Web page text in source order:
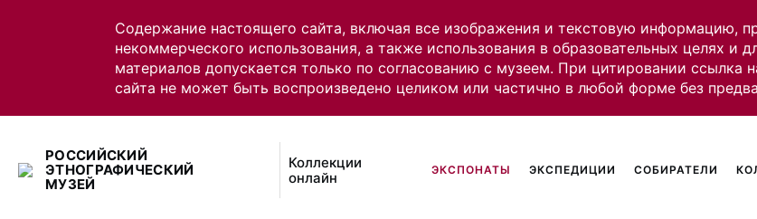
Содержание настоящего сайта, включая все изображения и текстовую информацию,
некоммерческого использования, а также использования в образовательных целях и
материалов допускается только по согласованию с музеем. При цитировании ссылка
сайта не может быть воспроизведено целиком или частично в любой форме без
РОССИЙСКИЙ
ЭТНОГРАФИЧЕСКИЙ
МУЗЕЙ
Коллекции
онлайн
ЭКСПОНАТЫ ЭКСПЕДИЦИИ СОБИРАТЕЛИ